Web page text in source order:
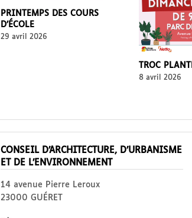
PRINTEMPS DES COURS
D’ÉCOLE
29 avril 2026
TROC
8 avril 2026
CONSEIL D’ARCHITECTURE, D’URBANISME
ET DE L’ENVIRONNEMENT
14 avenue Pierre Leroux
23000 GUÉRET